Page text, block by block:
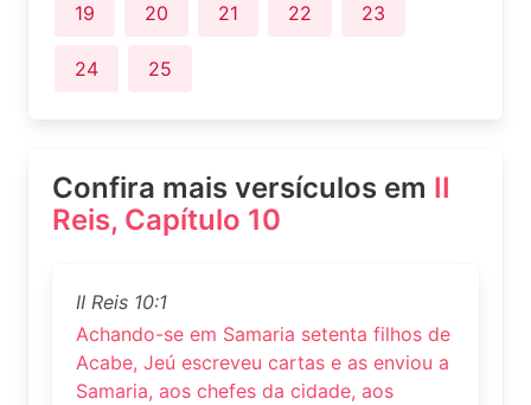
19 20 21 22 23
24 25
Confira mais versículos em II
Reis, Capítulo 10
II Reis 10:1
Achando-se em Samaria setenta filhos de
Acabe, Jeú escreveu cartas e as enviou a
Samaria, aos chefes da cidade, aos